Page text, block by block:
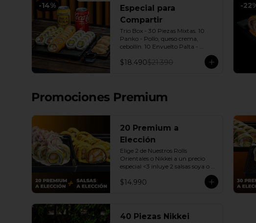
-14%
Especial para
Compartir
Trio Box - 30 Piezas Mixtas. 10
Panko - Pollo, queso crema,
cebollín. 10 Envuelto Palta -
Salmón, queso crema, cebollín. 10
Envuelto Queso - Camarón, palta.
$18.490$21.390
-22
Promociones Premium
20 Premium a
Elección
Elige 2 de Nuestros Rolls
Orientales o Nikkei a un precio
especial <3 inluye 2 salsas soya o
(Promoción no incluye - Roll
$14.990
40 Piezas Nikkei